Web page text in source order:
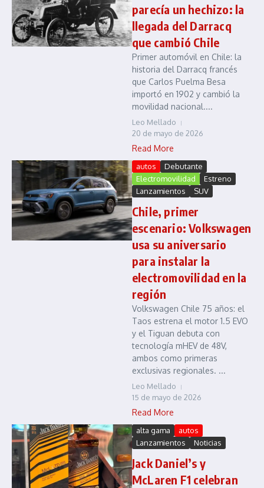
parecía un hechizo: la
llegada del Darracq
que cambió Chile
Primer automóvil en Chile: la
historia del Darracq francés
que Carlos Puelma Besa
importó en 1902 y cambió la
movilidad nacional....
Leo Mellado
20 de mayo de 2026
Read More
autos
Debutante
Electromovilidad
Estreno
Lanzamientos
SUV
Chile, primer
escenario: Volkswagen
usa su aniversario
para instalar la
electromovilidad en la
región
Volkswagen Chile 75 años: el
Taos estrena el motor 1.5 EVO
y el Tiguan debuta con
tecnología mHEV de 48V,
ambos como primeras
exclusivas regionales. ...
Leo Mellado
15 de mayo de 2026
Read More
alta gama
autos
Lanzamientos
Noticias
Jack Daniel’s y
McLaren F1 celebran